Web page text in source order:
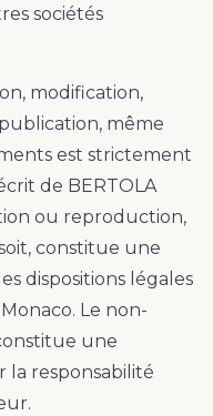
sociétés
modification,
même
est strictement
de BERTOLA
ou reproduction,
constitue une
dispositions légales
Le non-
une
responsabilité